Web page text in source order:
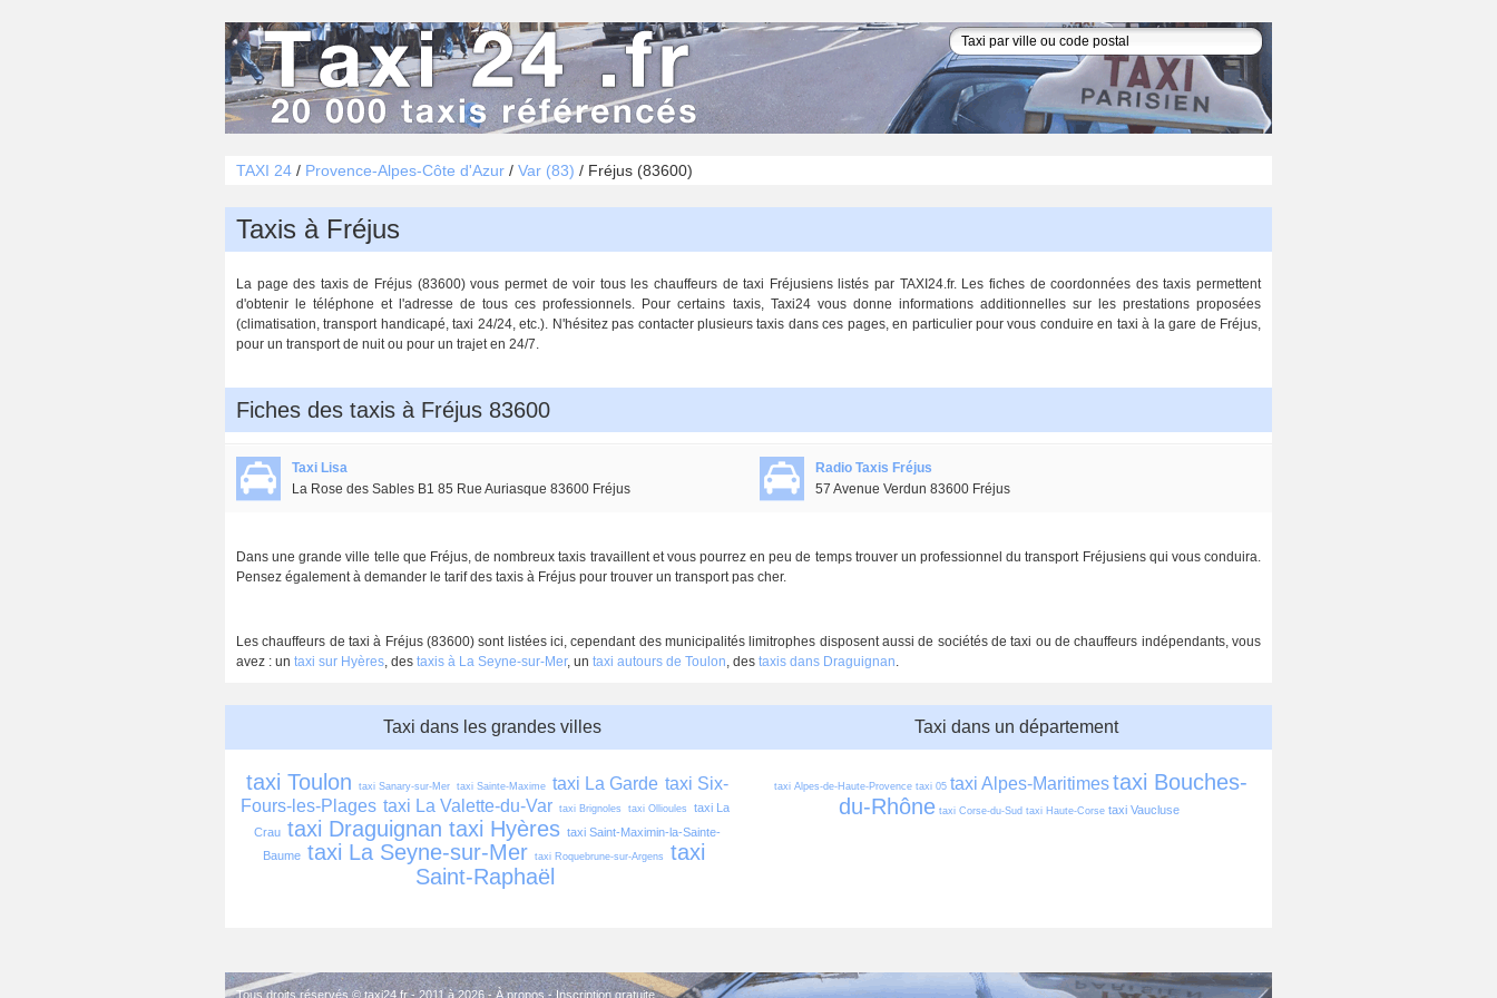
TAXI 24 / Provence-Alpes-Côte d'Azur / Var (83) / Fréjus (83600)
Taxis à Fréjus
La page des taxis de Fréjus (83600) vous permet de voir tous les chauffeurs de taxi Fréjusiens listés par TAXI24.fr. Les fiches de coordonnées des taxis permettent
d'obtenir le téléphone et l'adresse de tous ces professionnels. Pour certains taxis, Taxi24 vous donne informations additionnelles sur les prestations proposées
(climatisation, transport handicapé, taxi 24/24, etc.). N'hésitez pas contacter plusieurs taxis dans ces pages, en particulier pour vous conduire en taxi à la gare de Fréjus,
pour un transport de nuit ou pour un trajet en 24/7.
Fiches des taxis à Fréjus 83600
Taxi Lisa
La Rose des Sables B1 85 Rue Auriasque 83600 Fréjus
Radio Taxis Fréjus
57 Avenue Verdun 83600 Fréjus
Dans une grande ville telle que Fréjus, de nombreux taxis travaillent et vous pourrez en peu de temps trouver un professionnel du transport Fréjusiens qui vous conduira.
Pensez également à demander le tarif des taxis à Fréjus pour trouver un transport pas cher.
Les chauffeurs de taxi à Fréjus (83600) sont listées ici, cependant des municipalités limitrophes disposent aussi de sociétés de taxi ou de chauffeurs indépendants, vous
avez : un taxi sur Hyères, des taxis à La Seyne-sur-Mer, un taxi autours de Toulon, des taxis dans Draguignan.
Taxi dans les grandes villes
taxi Toulon taxi Sanary-sur-Mer taxi Sainte-Maxime taxi La Garde taxi Six-
Fours-les-Plages taxi La Valette-du-Var taxi Brignoles taxi Ollioules
taxi La
Crau taxi Draguignan taxi Hyères taxi Saint-Maximin-la-Sainte-
Baume taxi La Seyne-sur-Mer taxi Roquebrune-sur-Argens
taxi
Saint-Raphaël
Taxi dans un département
taxi Alpes-de-Haute-Provence taxi 05 taxi Alpes-Maritimes taxi Bouches-
du-Rhône taxi Corse-du-Sud taxi Haute-Corse taxi Vaucluse
Tous droits réservés © taxi24.fr - 2011 à 2026 -À propos-Inscription gratuite